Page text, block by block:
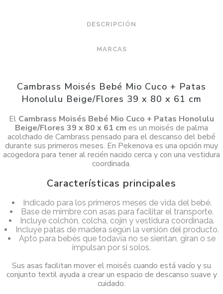
DESCRIPCIÓN
MARCAS
Cambrass Moisés Bebé Mio Cuco + Patas
Honolulu Beige/Flores 39 x 80 x 61 cm
El Cambrass Moisés Bebé Mio Cuco + Patas Honolulu
Beige/Flores 39 x 80 x 61 cm es un moisés de palma
acolchado de Cambrass pensado para el descanso del bebé
durante sus primeros meses. En Pekenova es una opción muy
acogedora para tener al recién nacido cerca y con una vestidura
coordinada.
Características principales
Indicado para los primeros meses de vida del bebé.
Base de mimbre con asas para facilitar el transporte.
Incluye colchón, colcha, cojín y vestidura coordinada.
Incluye patas de madera según la versión del producto.
Apto para bebés que todavía no se sientan, giran o se
impulsan por sí solos.
Sus asas facilitan mover el moisés cuando está vacío y su
conjunto textil ayuda a crear un espacio de descanso suave y
cuidado.